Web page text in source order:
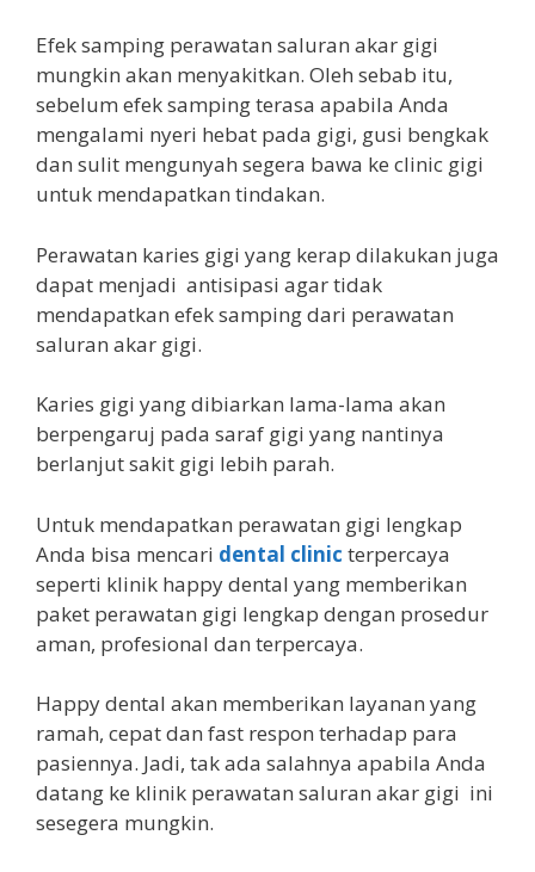
Efek samping perawatan saluran akar gigi
mungkin akan menyakitkan. Oleh sebab itu,
sebelum efek samping terasa apabila Anda
mengalami nyeri hebat pada gigi, gusi bengkak
dan sulit mengunyah segera bawa ke clinic gigi
untuk mendapatkan tindakan.
Perawatan karies gigi yang kerap dilakukan juga
dapat menjadi antisipasi agar tidak
mendapatkan efek samping dari perawatan
saluran akar gigi.
Karies gigi yang dibiarkan lama-lama akan
berpengaruj pada saraf gigi yang nantinya
berlanjut sakit gigi lebih parah.
Untuk mendapatkan perawatan gigi lengkap
Anda bisa mencari dental clinic terpercaya
seperti klinik happy dental yang memberikan
paket perawatan gigi lengkap dengan prosedur
aman, profesional dan terpercaya.
Happy dental akan memberikan layanan yang
ramah, cepat dan fast respon terhadap para
pasiennya. Jadi, tak ada salahnya apabila Anda
datang ke klinik perawatan saluran akar gigi ini
sesegera mungkin.